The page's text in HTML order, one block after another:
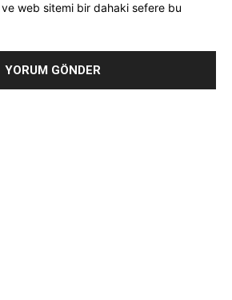
ve web sitemi bir dahaki sefere bu